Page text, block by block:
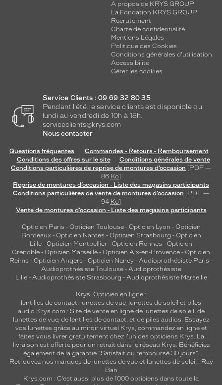
A propos de KRYS GROUP
La Fondation KRYS GROUP
Recrutement
Charte de confidentialité
Mentions Légales
Politique des Cookies
Conditions générales d'utilisation
Accessibilité
Gérer les cookies
Service Clients : 09 69 32 80 35
Pendant l'été, le service clients est disponible du
lundi au vendredi de 10h à 18h.
serviceclients@krys.com
Nous contacter
Questions fréquentes
Commandes - Retours - Remboursement
Conditions des offres sur le site
Conditions générales de vente
Conditions particulières de reprise de montures d’occasion [PDF —
86 Ko]
Reprise de montures d’occasion - Liste des magasins participants
Conditions particulières de vente de montures d’occasion [PDF —
94 Ko]
Vente de montures d’occasion - Liste des magasins participants
Opticien Paris - Opticien Toulouse- Opticien Lyon - Opticien
Bordeaux- Opticien Nantes - Opticien Strasbourg - Opticien
Lille - Opticien Montpellier - Opticien Rennes - Opticien
Grenoble - Opticien Marseille - Opticien Aix-en-Provence - Opticien
Reims - Opticien Angers - Opticien Nancy - Audioprothésiste Paris -
Audioprothésiste Toulouse- Audioprothésiste
Lille- Audioprothésiste Strasbourg - Audioprothésiste Marseille
Krys, Opticien en ligne :
lentilles de contact, lunettes de vue, lunettes de soleil et piles
audio Krys.com : Site de vente en ligne de lunettes de soleil, de
lunettes de vue, de lentilles de contact, et de piles audios. Essayez
vos lunettes grâce au miroir virtuel Krys, commandez en ligne et
faites vous livrer gratuitement chez l'un des opticiens Krys. La
livraison est offerte pour un retrait dans le réseau Krys. Bénéficiez
également de la garantie "Satisfait ou remboursé 30 jours".
Retrouvez nos marques de lunettes de vue et lunettes de soleil : Ray
Ban
Krys.com : C’est aussi plus de 1000 opticiens dans toute la